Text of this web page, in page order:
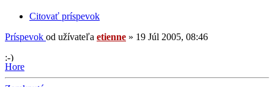
Citovať príspevok
Príspevok od užívateľa etienne » 19 Júl 2005, 08:46
Hore